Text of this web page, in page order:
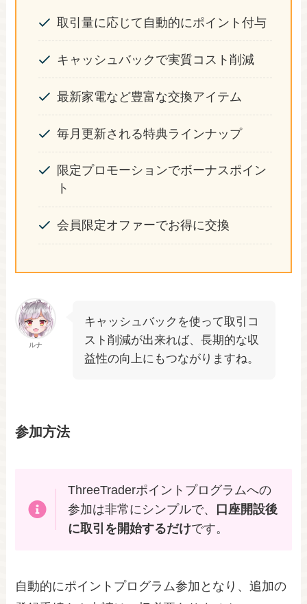
取引量に応じて自動的にポイント付与
キャッシュバックで実質コスト削減
最新家電など豊富な交換アイテム
毎月更新される特典ラインナップ
限定プロモーションでボーナスポイン
ト
会員限定オファーでお得に交換
ルナ
キャッシュバックを使って取引コ
スト削減が出来れば、長期的な収
益性の向上にもつながりますね。
参加方法
ThreeTraderポイントプログラムへの
参加は非常にシンプルで、
口座開設後
に取引を開始するだけです。
自動的にポイントプログラム参加となり、追加の